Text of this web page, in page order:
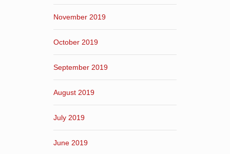
November 2019
October 2019
September 2019
August 2019
July 2019
June 2019